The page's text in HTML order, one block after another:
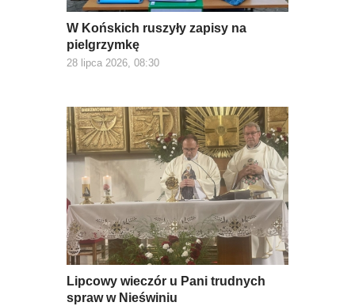
W Końskich ruszyły zapisy na
pielgrzymkę
28 lipca 2026, 08:30
Lipcowy wieczór u Pani trudnych
spraw w Nieświniu